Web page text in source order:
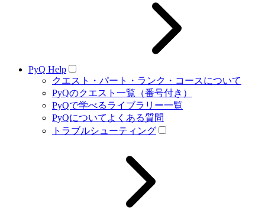
PyQ Help
クエスト・パート・ランク・コースについて
PyQのクエスト一覧（番号付き）
PyQで学べるライブラリー一覧
PyQについてよくある質問
トラブルシューティング